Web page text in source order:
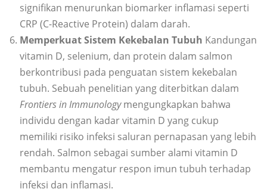
signifikan menurunkan biomarker inflamasi seperti
CRP (C-Reactive Protein) dalam darah.
Memperkuat Sistem Kekebalan Tubuh Kandungan
vitamin D, selenium, dan protein dalam salmon
berkontribusi pada penguatan sistem kekebalan
tubuh. Sebuah penelitian yang diterbitkan dalam
Frontiers in Immunologymengungkapkan bahwa
individu dengan kadar vitamin D yang cukup
memiliki risiko infeksi saluran pernapasan yang lebih
rendah. Salmon sebagai sumber alami vitamin D
membantu mengatur respon imun tubuh terhadap
infeksi dan inflamasi.